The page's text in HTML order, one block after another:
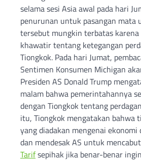
selama sesi Asia awal pada hari
penurunan untuk pasangan mata
tersebut mungkin terbatas
khawatir tentang ketegangan
Tiongkok. Pada hari Jumat,
Sentimen Konsumen Michigan
Presiden AS Donald Trump
malam bahwa pemerintahannya
dengan Tiongkok tentang
itu, Tiongkok mengatakan bahwa
yang diadakan mengenai ekonomi
dan mendesak AS untuk
Tarifsepihak jika benar-benar